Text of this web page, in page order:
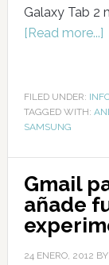
Galaxy Tab 2
[Read more...]
FILED UNDER:
TAGGED WITH:
SAMSUNG
Gmail
añade
24 ENERO, 2012 BY